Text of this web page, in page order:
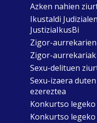
Azken nahien
Ikustaldi
JustiziaIkusBi
Zigor-
Zigor-aurrekariak
Sexu-delituen
Sexu-izaera
ezereztea
Konkurtso legeko
Konkurtso